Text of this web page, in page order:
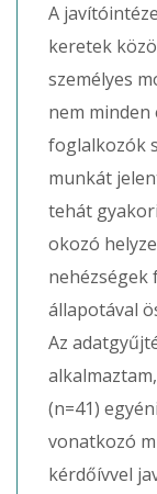
A
keretek
személyes
nem
foglalkozók
munkát
tehát
okozó
nehézségek
állapotával
Az
(n=41)
vonatkozó
kérdőívvel